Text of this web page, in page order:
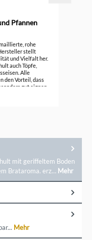
Pfannen
rohe
stellt
und Vielfalt her.
auch Töpfe,
Alle
den Vorteil, dass
gut eignen
mit geriffeltem Boden
Brataroma. erz… Mehr
Mehr